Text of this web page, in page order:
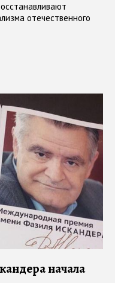
отечественного
начала